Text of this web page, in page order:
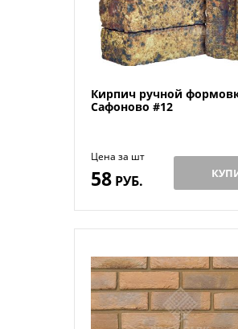
Кирпич ручной
Сафоново #12
Цена за шт
58РУБ.